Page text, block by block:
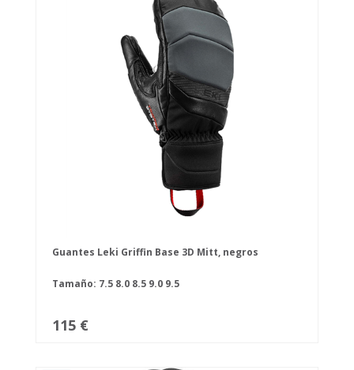
Guantes Leki Griffin Base 3D Mitt, negros
Tamaño: 7.5 8.0 8.5 9.0 9.5
115 €